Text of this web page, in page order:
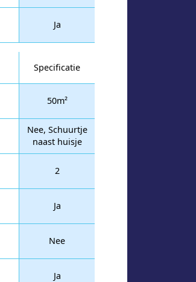
Ja
Specificatie
50m²
Nee, Schuurtje
naast huisje
2
Ja
Nee
Ja